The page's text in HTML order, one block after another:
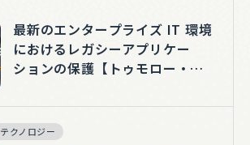
最新のエンタープライズ IT 環境
におけるレガシーアプリケー
ションの保護【トゥモロー・
テクノロジー